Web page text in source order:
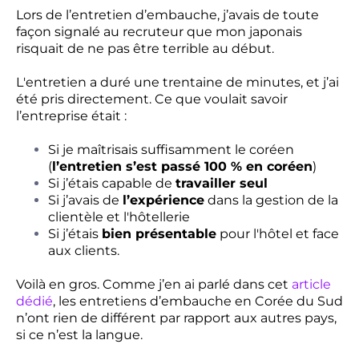
Lors de l’entretien d’embauche, j’avais de toute
façon signalé au recruteur que mon japonais
risquait de ne pas être terrible au début.
L'entretien a duré une trentaine de minutes, et j’ai
été pris directement. Ce que voulait savoir
l’entreprise était :
Si je maîtrisais suffisamment le coréen
(l’entretien s’est passé 100 % en coréen)
Si j’étais capable de travailler seul
Si j’avais de l’expérience dans la gestion de la
clientèle et l'hôtellerie
Si j’étais bien présentable pour l'hôtel et face
aux clients.
Voilà en gros. Comme j’en ai parlé dans cet article
dédié, les entretiens d’embauche en Corée du Sud
n’ont rien de différent par rapport aux autres pays,
si ce n’est la langue.